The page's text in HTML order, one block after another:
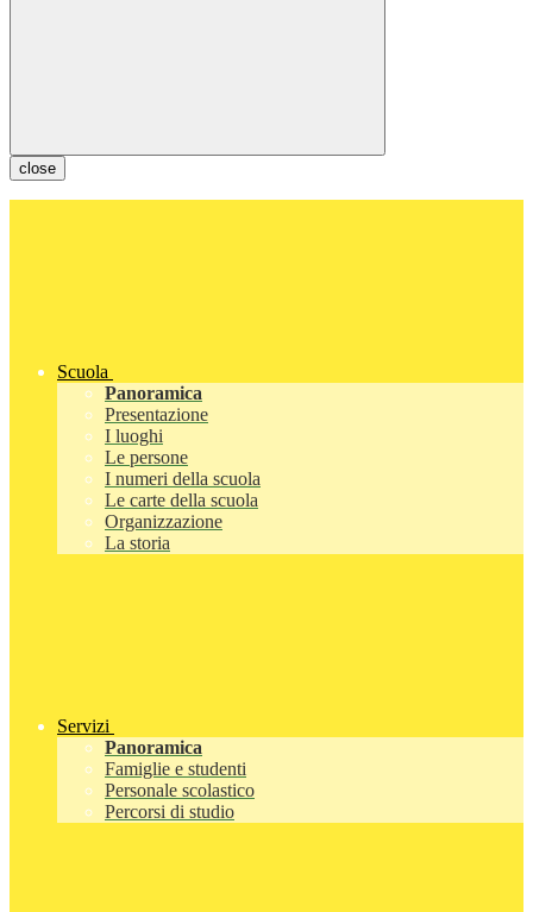
close
Scuola
Panoramica
Presentazione
I luoghi
Le persone
I numeri della scuola
Le carte della scuola
Organizzazione
La storia
Servizi
Panoramica
Famiglie e studenti
Personale scolastico
Percorsi di studio